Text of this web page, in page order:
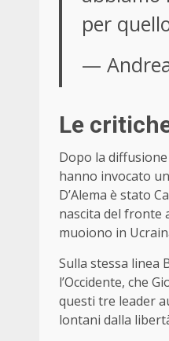
per
—
Le
Dopo la
hanno invocato
D’Alema è stato
nascita del fronte
muoiono in
Sulla stessa linea
l’Occidente, che
questi tre leader
lontani dalla